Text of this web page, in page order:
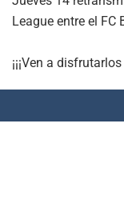
League entre el FC
¡¡¡Ven a